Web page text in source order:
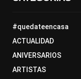
#quedateencasa
ACTUALIDAD
ANIVERSARIOS
ARTISTAS